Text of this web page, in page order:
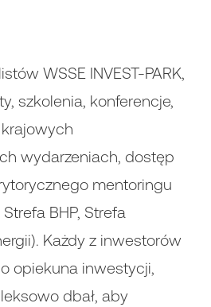
WSSE INVEST-PARK,
szkolenia, konferencje,
wydarzeniach, dostęp
mentoringu
BHP, Strefa
Każdy z inwestorów
opiekuna inwestycji,
dbał, aby